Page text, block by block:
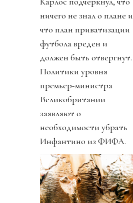
ничего не знал о плане и
что план приватизации
футбола вреден и
должен быть отвергнут.
Политики уровня
премьер-министра
Великобритании
заявляют о
необходимости убрать
Инфантино из ФИФА.